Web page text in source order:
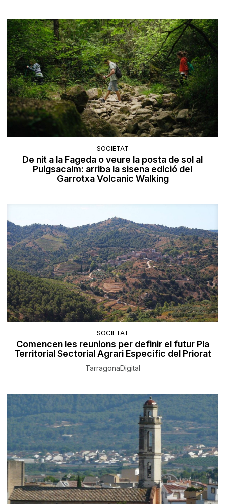
SOCIETAT
De nit a la Fageda o veure la posta de sol al
Puigsacalm: arriba la sisena edició del
Garrotxa Volcanic Walking
SOCIETAT
Comencen les reunions per definir el futur Pla
Territorial Sectorial Agrari Específic del Priorat
TarragonaDigital